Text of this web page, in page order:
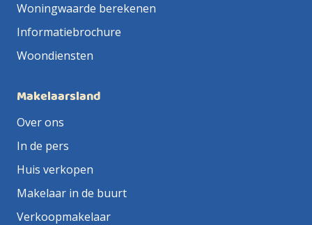
Woningwaarde berekenen
Informatiebrochure
Woondiensten
Makelaarsland
Over ons
In de pers
Huis verkopen
Makelaar in de buurt
Verkoopmakelaar